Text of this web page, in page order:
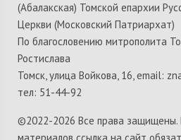
(Абалакская) Томской епархии
Церкви (Московский Патриархат)
По благословению митрополита
Ростислава
Томск, улица Войкова, 16, email:
тел: 51-44-92
©2022-2026 Все права защищены.